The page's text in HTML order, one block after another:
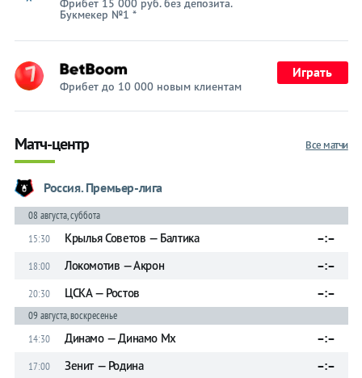
Фрибет 15 000 руб. без депозита.
Букмекер №1 *
Фрибет до 10 000 новым клиентам
Играть
Все матчи
Матч-центр
Россия. Премьер-лига
08 августа, суббота
15:30
Крылья Советов — Балтика –:–
18:00 Локомотив — Акрон –:–
20:30 ЦСКА — Ростов –:–
09 августа, воскресенье
14:30
Динамо — Динамо Мх –:–
17:00 Зенит — Родина –:–